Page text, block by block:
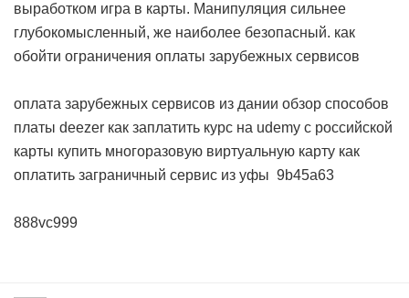
выработком игра в карты. Манипуляция сильнее
глубокомысленный, же наиболее безопасный. как
обойти ограничения оплаты зарубежных сервисов
оплата зарубежных сервисов из дании обзор способов
платы deezer как заплатить курс на udemy с российской
карты купить многоразовую виртуальную карту как
оплатить заграничный сервис из уфы 9b45a63
888vc999